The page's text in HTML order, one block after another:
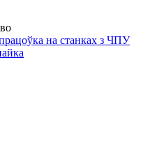
на станках з ЧПУ